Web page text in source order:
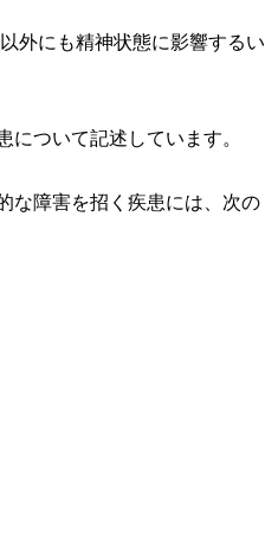
外にも精神状態に影響するい
ついて記述しています。
な障害を招く疾患には、次の